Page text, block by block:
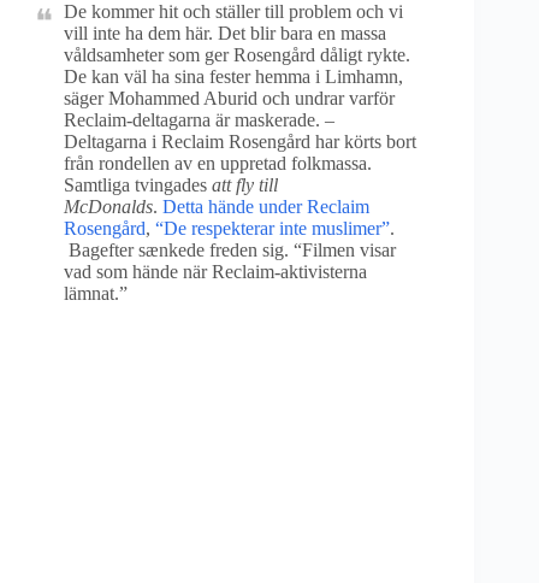
De kommer hit och ställer till problem och vi
vill inte ha dem här. Det blir bara en massa
våldsamheter som ger Rosengård dåligt rykte.
De kan väl ha sina fester hemma i Limhamn,
säger Mohammed Aburid och undrar varför
Reclaim-deltagarna är maskerade. –
Deltagarna i Reclaim Rosengård har körts bort
från rondellen av en uppretad folkmassa.
Samtliga tvingades att fly till
McDonalds. Detta hände under Reclaim
Rosengård, “De respekterar inte muslimer”.
Bagefter sænkede freden sig. “Filmen visar
vad som hände när Reclaim-aktivisterna
lämnat.”